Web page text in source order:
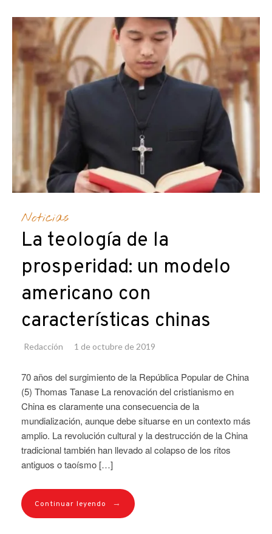
Noticias
La teología de la
prosperidad: un modelo
americano con
características chinas
Redacción 1 de octubre de 2019
70 años del surgimiento de la República Popular de China
(5) Thomas Tanase La renovación del cristianismo en
China es claramente una consecuencia de la
mundialización, aunque debe situarse en un contexto más
amplio. La revolución cultural y la destrucción de la China
tradicional también han llevado al colapso de los ritos
antiguos o taoísmo […]
Continuar leyendo →